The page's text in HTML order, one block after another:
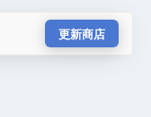
更新商店